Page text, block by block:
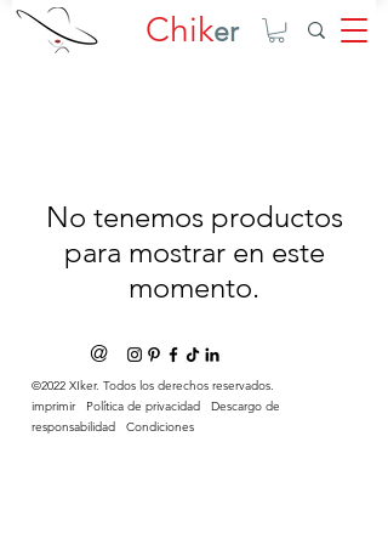
Chiker
No tenemos productos
para mostrar en este
momento.
@
©2022 XIker. Todos los derechos reservados.
imprimir
Política de privacidad
Descargo de
responsabilidad
Condiciones